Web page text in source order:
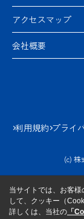
アクセスマップ
会社概要
利用規約 プライ
(c) 株
当サイトでは、お客
して、クッキー（
詳しくは、当社の 「